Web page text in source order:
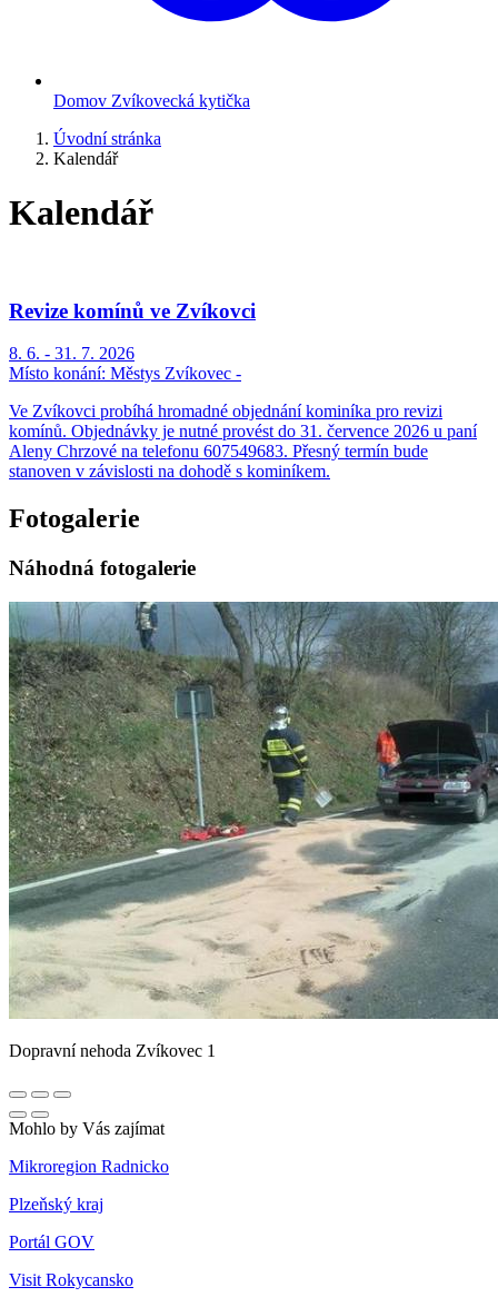
Domov Zvíkovecká kytička
Úvodní stránka
Kalendář
Kalendář
Revize komínů ve Zvíkovci
8. 6. - 31. 7. 2026
Místo konání: Městys Zvíkovec -
Ve Zvíkovci probíhá hromadné objednání kominíka pro revizi
komínů. Objednávky je nutné provést do 31. července 2026 u paní
Aleny Chrzové na telefonu 607549683. Přesný termín bude
stanoven v závislosti na dohodě s kominíkem.
Fotogalerie
Náhodná fotogalerie
Dopravní nehoda Zvíkovec 1
Mohlo by Vás zajímat
Mikroregion Radnicko
Plzeňský kraj
Portál GOV
Visit Rokycansko